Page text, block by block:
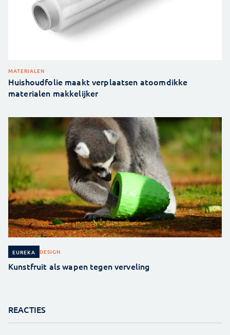
MATERIALEN
Huishoudfolie maakt verplaatsen atoomdikke
materialen makkelijker
EUREKA DESIGN
Kunstfruit als wapen tegen verveling
REACTIES